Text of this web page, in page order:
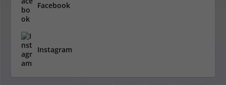
Facebook
Instagram